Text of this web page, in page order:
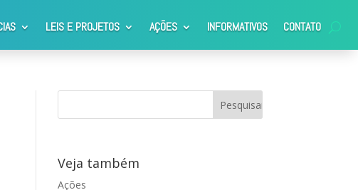
LEIS E PROJETOS AÇÕES INFORMATIVOS CONTATO
Veja também
Ações